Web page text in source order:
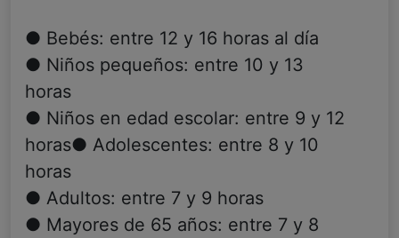
● Bebés: entre 12 y 16 horas al día
● Niños pequeños: entre 10 y 13
horas
● Niños en edad escolar: entre 9 y 12
horas● Adolescentes: entre 8 y 10
horas
● Adultos: entre 7 y 9 horas
● Mayores de 65 años: entre 7 y 8